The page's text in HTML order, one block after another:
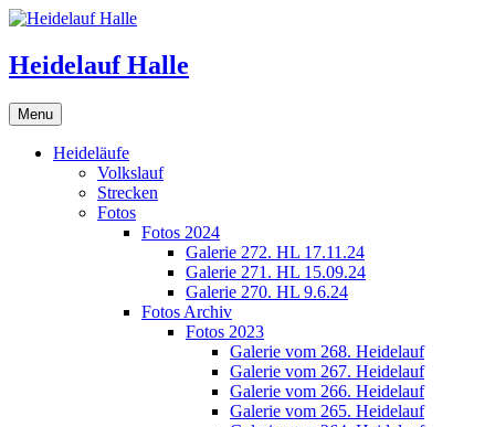
Skip
content
Heidelauf Halle
Menu
Heideläufe
Volkslauf
Strecken
Fotos
Fotos 2024
Galerie 272. HL 17.11.24
Galerie 271. HL 15.09.24
Galerie 270. HL 9.6.24
Fotos Archiv
Fotos 2023
Galerie vom 268. Heidelauf
Galerie vom 267. Heidelauf
Galerie vom 266. Heidelauf
Galerie vom 265. Heidelauf